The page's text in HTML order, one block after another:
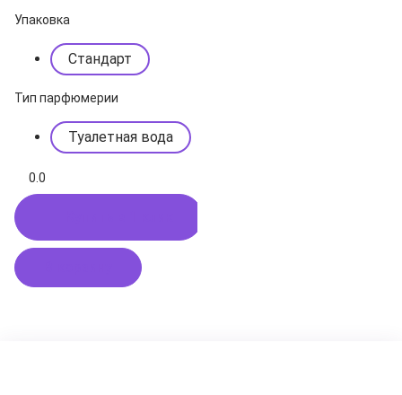
Упаковка
Стандарт
Тип парфюмерии
Туалетная вода
0.0